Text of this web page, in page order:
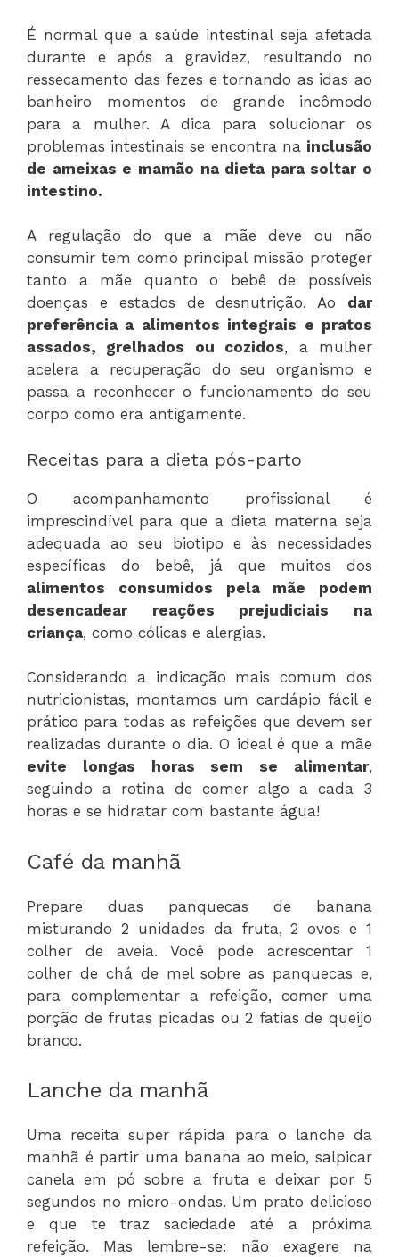
É normal que a saúde intestinal seja afetada
durante e após a gravidez, resultando no
ressecamento das fezes e tornando as idas ao
banheiro momentos de grande incômodo
para a mulher. A dica para solucionar os
problemas intestinais se encontra na inclusão
de ameixas e mamão na dieta para soltar o
intestino.
A regulação do que a mãe deve ou não
consumir tem como principal missão proteger
tanto a mãe quanto o bebê de possíveis
doenças e estados de desnutrição. Ao dar
preferência a alimentos integrais e pratos
assados, grelhados ou cozidos, a mulher
acelera a recuperação do seu organismo e
passa a reconhecer o funcionamento do seu
corpo como era antigamente.
Receitas para a dieta pós-parto
O acompanhamento profissional é
imprescindível para que a dieta materna seja
adequada ao seu biotipo e às necessidades
específicas do bebê, já que muitos dos
alimentos consumidos pela mãe podem
desencadear reações prejudiciais na
criança, como cólicas e alergias.
Considerando a indicação mais comum dos
nutricionistas, montamos um cardápio fácil e
prático para todas as refeições que devem ser
realizadas durante o dia. O ideal é que a mãe
evite longas horas sem se alimentar,
seguindo a rotina de comer algo a cada 3
horas e se hidratar com bastante água!
Café da manhã
Prepare duas panquecas de banana
misturando 2 unidades da fruta, 2 ovos e 1
colher de aveia. Você pode acrescentar 1
colher de chá de mel sobre as panquecas e,
para complementar a refeição, comer uma
porção de frutas picadas ou 2 fatias de queijo
branco.
Lanche da manhã
Uma receita super rápida para o lanche da
manhã é partir uma banana ao meio, salpicar
canela em pó sobre a fruta e deixar por 5
segundos no micro-ondas. Um prato delicioso
e que te traz saciedade até a próxima
refeição. Mas lembre-se: não exagere na